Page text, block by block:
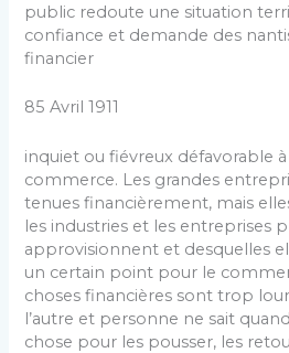
public redoute une situation
confiance et demande des
financier
85 Avril 1911
inquiet ou fiévreux défavorable
commerce. Les grandes
tenues financièrement, mais
les industries et les entreprises
appro­visionnent et desquelles
un cer­tain point pour le
choses financières sont trop
l’autre et per­sonne ne sait
chose pour les pousser, les